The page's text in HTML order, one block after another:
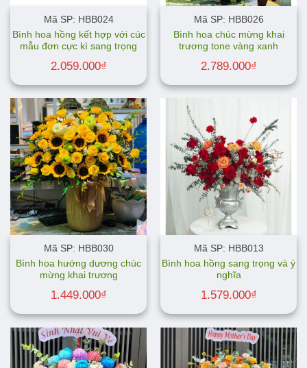
Mã SP: HBB024
Bình hoa hồng kết hợp với cúc
mẫu đơn cực kì sang trọng
2.059.000₫
Mã SP: HBB026
Bình hoa chúc mừng khai
trương tone vàng xanh
2.789.000₫
Mã SP: HBB030
Bình hoa hướng dương chúc
mừng khai trương
1.449.000₫
Mã SP: HBB013
Bình hoa hồng sang trọng và ý
nghĩa
1.579.000₫